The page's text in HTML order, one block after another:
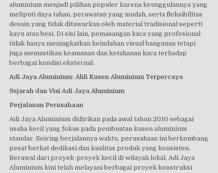
aluminium menjadi pilihan populer karena keunggulannya yang
meliputi daya tahan, perawatan yang mudah, serta fleksibilitas
desain yang tidak ditawarkan oleh material tradisional seperti
kayu atau besi. Di sisi lain, pemasangan kaca yang profesional
tidak hanya meningkatkan keindahan visual bangunan tetapi
juga memastikan keamanan dan ketahanan kaca terhadap
berbagai kondisi eksternal.
Adi Jaya Aluminium: Ahli Kusen Aluminium Terpercaya
Sejarah dan Visi Adi Jaya Aluminium
Perjalanan Perusahaan
Adi Jaya Aluminium didirikan pada awal tahun 2010 sebagai
usaha kecil yang fokus pada pembuatan kusen aluminium
standar. Seiring berjalannya waktu, perusahaan ini berkembang
pesat berkat dedikasi dan kualitas produk yang konsisten.
Berawal dari proyek-proyek kecil di wilayah lokal, Adi Jaya
Aluminium kini telah melayani berbagai proyek konstruksi